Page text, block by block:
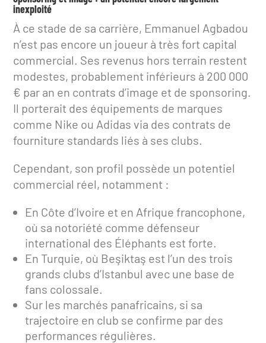
inexploité
À ce stade de sa carrière, Emmanuel Agbadou
n’est pas encore un joueur à très fort capital
commercial. Ses revenus hors terrain restent
modestes, probablement inférieurs à 200 000
€ par an en contrats d’image et de sponsoring.
Il porterait des équipements de marques
comme Nike ou Adidas via des contrats de
fourniture standards liés à ses clubs.
Cependant, son profil possède un potentiel
commercial réel, notamment :
En Côte d’Ivoire et en Afrique francophone,
où sa notoriété comme défenseur
international des Éléphants est forte.
En Turquie, où Beşiktaş est l’un des trois
grands clubs d’Istanbul avec une base de
fans colossale.
Sur les marchés panafricains, si sa
trajectoire en club se confirme par des
performances régulières.